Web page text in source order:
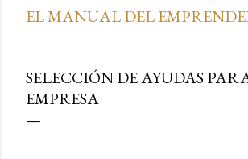
EL MANUAL DEL
SELECCIÓN DE AYUDAS
EMPRESA